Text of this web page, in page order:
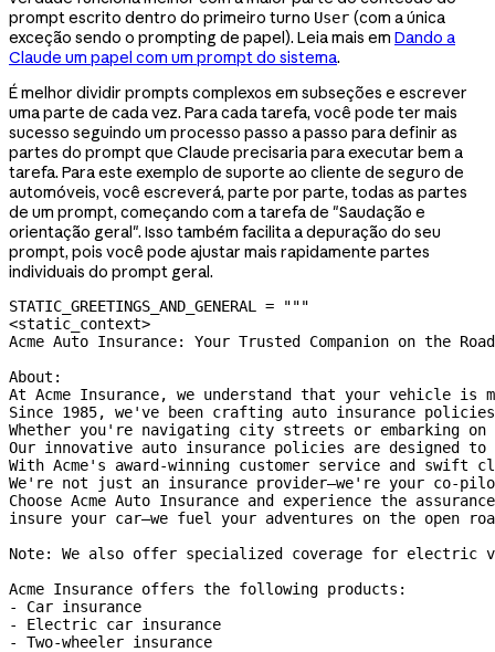
prompt escrito dentro do primeiro turno User (com a única
exceção sendo o prompting de papel). Leia mais em Dando a
Claude um papel com um prompt do sistema.
É melhor dividir prompts complexos em subseções e escrever
uma parte de cada vez. Para cada tarefa, você pode ter mais
sucesso seguindo um processo passo a passo para definir as
partes do prompt que Claude precisaria para executar bem a
tarefa. Para este exemplo de suporte ao cliente de seguro de
automóveis, você escreverá, parte por parte, todas as partes
de um prompt, começando com a tarefa de "Saudação e
orientação geral". Isso também facilita a depuração do seu
prompt, pois você pode ajustar mais rapidamente partes
individuais do prompt geral.
STATIC_GREETINGS_AND_GENERAL = """
<static_context>
Acme Auto Insurance: Your Trusted Companion on the Road
About:
At Acme Insurance, we understand that your vehicle
Since 1985, we've been crafting auto insurance
Whether you're navigating city streets or embarking
Our innovative auto insurance policies are designed
With Acme's award-winning customer service and
We're not just an insurance provider—we're your co-
Choose Acme Auto Insurance and experience the
insure your car—we fuel your adventures on the open
Note: We also offer specialized coverage for
Acme Insurance offers the following products:
- Car insurance
- Electric car insurance
- Two-wheeler insurance